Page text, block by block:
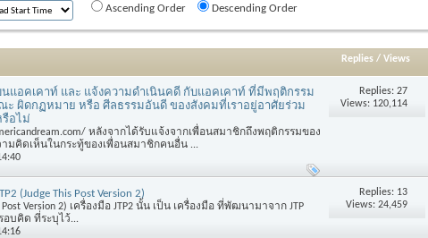
Ascending Order
Descending Order
Replies/ Views
แอคเคาท์ และ แจ้งความดำเนินคดี กับแอคเคาท์ ที่มีพฤติกรรม
ผิดกฏหมาย หรือ ศีลธรรมอันดี ของสังคมที่เราอยู่อาศัยร่วม
รือไม่
หลังจากได้รับแจ้งจากเพื่อนสมาชิกถึงพฤติกรรมของ
มคิดเห็นในกระทู้ของเพื่อนสมาชิกคนอื่น ...
Replies: 27
Views: 120,114
(Judge This Post Version 2)
Post Version 2) เครื่องมือ JTP2 นั้น เป็น เครื่องมือ ที่พัฒนามาจาก JTP
อบคิด ที่ระบุไว้...
Replies: 13
Views: 24,459